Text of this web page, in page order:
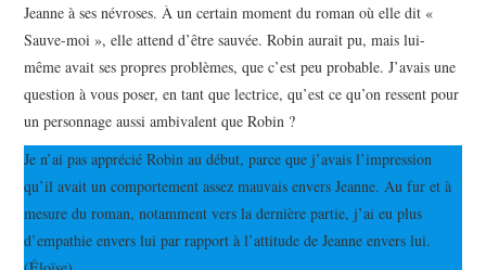
Jeanne à ses névroses. À un certain moment du roman où elle dit «
Sauve-moi », elle attend d’être sauvée. Robin aurait pu, mais lui-
même avait ses propres problèmes, que c’est peu probable. J’avais une
question à vous poser, en tant que lectrice, qu’est ce qu’on ressent pour
un personnage aussi ambivalent que Robin ?
Je n’ai pas apprécié Robin au début, parce que j’avais l’impression
qu’il avait un comportement assez mauvais envers Jeanne. Au fur et à
mesure du roman, notamment vers la dernière partie, j’ai eu plus
d’empathie envers lui par rapport à l’attitude de Jeanne envers lui.